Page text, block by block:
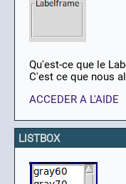
Qu'est-ce que le
C'est ce que nous
ACCEDER A L'AIDE
LISTBOX